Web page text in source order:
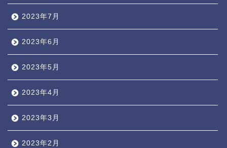
2023年7月
2023年6月
2023年5月
2023年4月
2023年3月
2023年2月